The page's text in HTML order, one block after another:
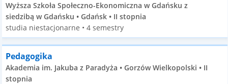
Wyższa Szkoła Społeczno-Ekonomiczna w Gdańsku z
siedzibą w Gdańsku • Gdańsk • II stopnia
studia niestacjonarne • 4 semestry
Pedagogika
Akademia im. Jakuba z Paradyża • Gorzów Wielkopolski • II
stopnia